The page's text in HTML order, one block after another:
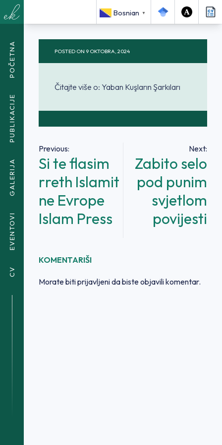
Bosnian ▼
POČETNA
PUBLIKACIJE
GALERIJA
EVENTOVI
CV
<SPAN CLASS="BREADCRUMB-CURRENT">YABAN
KUŞLARIN ŞARKILARI</SPAN>
POSTED ON 9 OKTOBRA, 2024
Čitajte više o: Yaban Kuşların Şarkıları
Navigacija
članaka
Previous:
Si te flasim
rreth Islamit
ne Evrope
Islam Press
Next:
Zabito selo
pod punim
svjetlom
povijesti
KOMENTARIŠI
Morate bitiprijavljenida biste objavili komentar.